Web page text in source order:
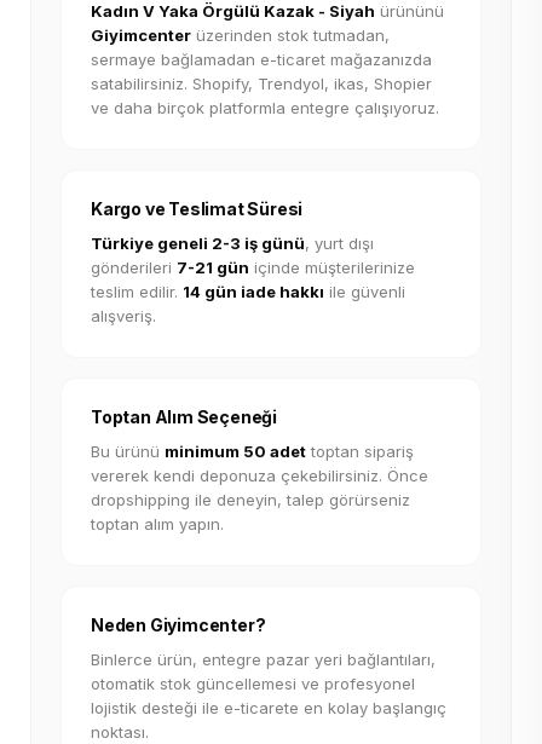
Kadın V Yaka Örgülü Kazak - Siyah ürününü
Giyimcenter üzerinden stok tutmadan,
sermaye bağlamadan e-ticaret mağazanızda
satabilirsiniz. Shopify, Trendyol, ikas, Shopier
ve daha birçok platformla entegre çalışıyoruz.
Kargo ve Teslimat Süresi
Türkiye geneli 2-3 iş günü, yurt dışı
gönderileri 7-21 gün içinde müşterilerinize
teslim edilir. 14 gün iade hakkı ile güvenli
alışveriş.
Toptan Alım Seçeneği
Bu ürünü minimum 50 adettoptan sipariş
vererek kendi deponuza çekebilirsiniz. Önce
dropshipping ile deneyin, talep görürseniz
toptan alım yapın.
Neden Giyimcenter?
Binlerce ürün, entegre pazar yeri bağlantıları,
otomatik stok güncellemesi ve profesyonel
lojistik desteği ile e-ticarete en kolay başlangıç
noktası.